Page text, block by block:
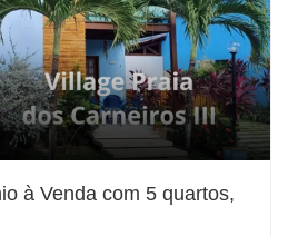
à Venda com 5 quartos,